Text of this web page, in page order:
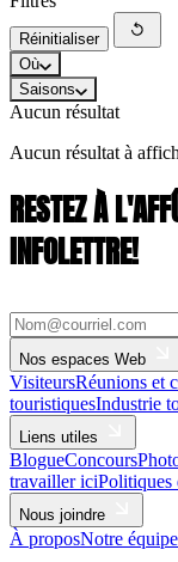
Réinitialiser
Où
Saisons
Aucun résultat
Aucun résultat à
RESTEZ À
INFOLETTRE!
Nos espaces Web
VisiteursRéunions et
touristiquesIndustrie
Liens utiles
BlogueConcours
travailler iciPolitiques
Nous joindre
À proposNotre équipe